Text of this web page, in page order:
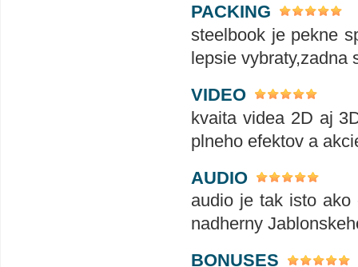
PACKING
steelbook je pekne
lepsie vybraty,zadna
VIDEO
kvaita videa 2D aj
plneho efektov a
AUDIO
audio je tak isto ako
nadherny
BONUSES